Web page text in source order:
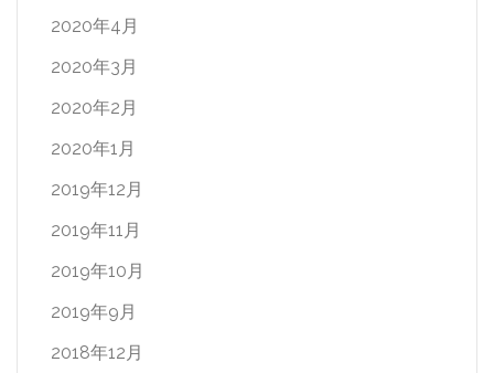
2020年4月
2020年3月
2020年2月
2020年1月
2019年12月
2019年11月
2019年10月
2019年9月
2018年12月